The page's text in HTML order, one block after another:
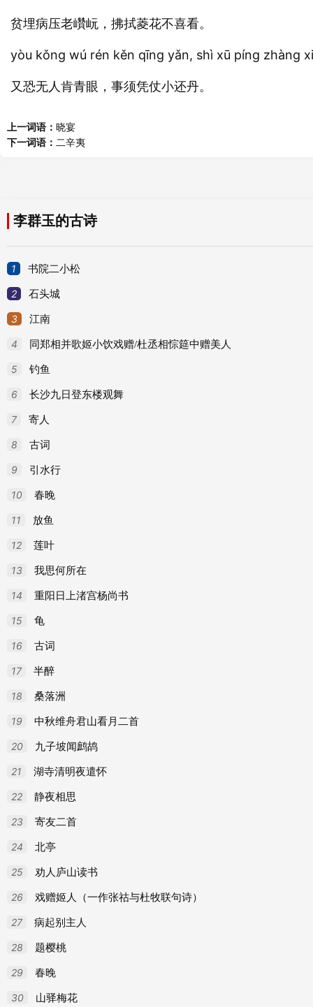
贫埋病压老巑岏，拂拭菱花不喜看。
yòu kǒng wú rén kěn qīng yǎn, shì xū píng zhàng
又恐无人肯青眼，事须凭仗小还丹。
上一词语： 晓宴
下一词语： 二辛夷
李群玉的古诗
1 书院二小松
2 石头城
3 江南
4 同郑相并歌姬小饮戏赠/杜丞相悰筵中赠美人
5 钓鱼
6 长沙九日登东楼观舞
7 寄人
8 古词
9 引水行
10 春晚
11 放鱼
12 莲叶
13 我思何所在
14 重阳日上渚宫杨尚书
15 龟
16 古词
17 半醉
18 桑落洲
19 中秋维舟君山看月二首
20 九子坡闻鹧鸪
21 湖寺清明夜遣怀
22 静夜相思
23 寄友二首
24 北亭
25 劝人庐山读书
26 戏赠姬人（一作张祜与杜牧联句诗）
27 病起别主人
28 题樱桃
29 春晚
30 山驿梅花